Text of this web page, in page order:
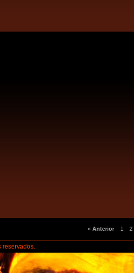
« Anterior 1 2
reservados.